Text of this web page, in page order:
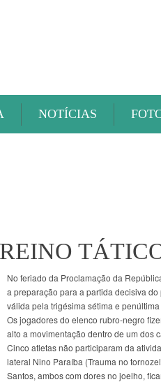
NOTÍCIAS
No feriado da Proclamação da
a preparação para a partida decisiva
válida pela trigésima sétima e
Os jogadores do elenco rubro-negro
alto a movimentação dentro de um dos
Cinco atletas não participaram da
lateral Nino Paraíba (Trauma no
Santos, ambos com dores no joelho,